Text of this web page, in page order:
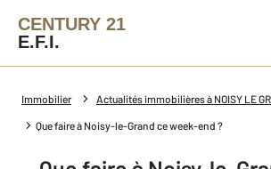
CENTURY 21
E.F.I.
Immobilier Actualités immobilières à NOISY LE
Que faire à Noisy-le-Grand ce week-end ?